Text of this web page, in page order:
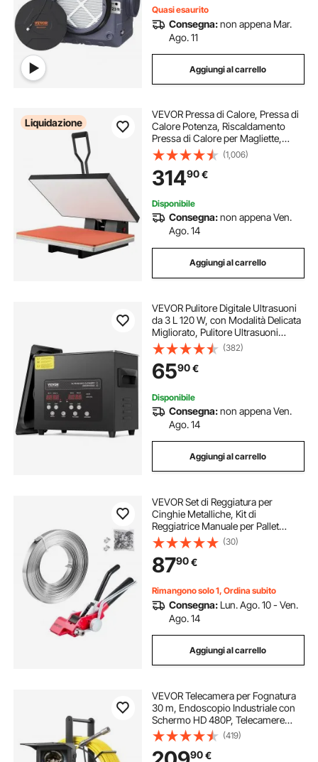
Quasi esaurito
Consegna:non appena Mar.
Ago. 11
Aggiungi al carrello
Liquidazione
VEVOR Pressa di Calore, Pressa di
Calore Potenza, Riscaldamento
Pressa di Calore per Magliette,
Stampante Digitale Sublimazione
Industriale per Vinile Trasferimento
Termico, Nero,400 x 600 mm,
1700W
(1,006)
31490€
Disponibile
Consegna:non appena Ven.
Ago. 14
Aggiungi al carrello
VEVOR Pulitore Digitale Ultrasuoni
da 3 L 120 W, con Modalità Delicata
Migliorato, Pulitore Ultrasuoni
Industriale da 40 kHz con
Riscaldatore e Timer per
Contenitori, Gioielli 265 x 165 x 240
mm
(382)
6590€
Disponibile
Consegna:non appena Ven.
Ago. 14
Aggiungi al carrello
VEVOR Set di Reggiatura per
Cinghie Metalliche, Kit di
Reggiatrice Manuale per Pallet
Resistente, Reggetta in Acciaio da
30,5 m, 100 Sigilli Metallici, per
Magazzino Trasporto Imballaggio
Industriale
(30)
8790€
Rimangono solo 1, Ordina subito
Consegna: Lun. Ago. 10 - Ven.
Ago. 14
Aggiungi al carrello
VEVOR Telecamera per Fognatura
30 m, Endoscopio Industriale con
Schermo HD 480P, Telecamere
Idrauliche a Serpente Impermeabili
IP68 con 6 LED e Scheda da 16 GB
per Tubi di Condotta Fognaria
(419)
90€